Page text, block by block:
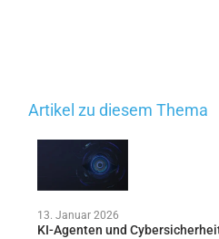
Artikel zu diesem Thema
13. Januar 2026
KI-Agenten und